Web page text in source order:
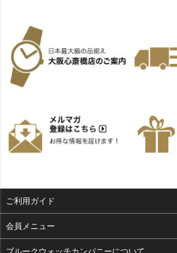
ご利用ガイド
よくある質問
支払い・送料
会員メニュー
ログイン